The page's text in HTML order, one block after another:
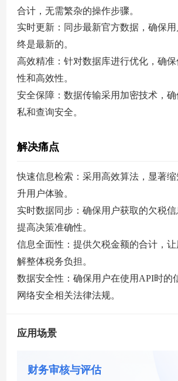
合计，无需繁杂的操作步骤。
实时更新：同步最新官方数据，确保
终是最新的。
高效精准：针对数据库进行优化，确
性和高效性。
安全保障：数据传输采用加密技术，
私和查询安全。
解决痛点
快速信息检索：采用高效算法，显著
升用户体验。
实时数据同步：确保用户获取的欠税
提高决策准确性。
信息全面性：提供欠税金额的合计，
解整体税务负担。
数据安全性：确保用户在使用API时的
网络安全相关法律法规。
应用场景
财务审核与评估